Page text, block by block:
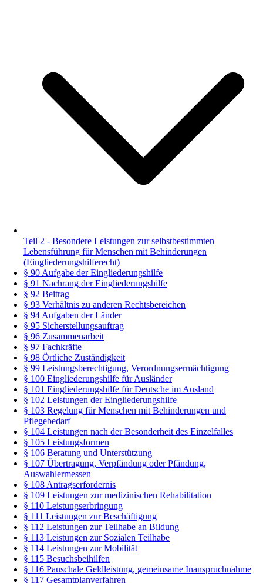
Teil 2 - Besondere Leistungen zur selbstbestimmten
Lebensführung für Menschen mit Behinderungen
(Eingliederungshilferecht)
§ 90 Aufgabe der Eingliederungshilfe
§ 91 Nachrang der Eingliederungshilfe
§ 92 Beitrag
§ 93 Verhältnis zu anderen Rechtsbereichen
§ 94 Aufgaben der Länder
§ 95 Sicherstellungsauftrag
§ 96 Zusammenarbeit
§ 97 Fachkräfte
§ 98 Örtliche Zuständigkeit
§ 99 Leistungsberechtigung, Verordnungsermächtigung
§ 100 Eingliederungshilfe für Ausländer
§ 101 Eingliederungshilfe für Deutsche im Ausland
§ 102 Leistungen der Eingliederungshilfe
§ 103 Regelung für Menschen mit Behinderungen und
Pflegebedarf
§ 104 Leistungen nach der Besonderheit des Einzelfalles
§ 105 Leistungsformen
§ 106 Beratung und Unterstützung
§ 107 Übertragung, Verpfändung oder Pfändung,
Auswahlermessen
§ 108 Antragserfordernis
§ 109 Leistungen zur medizinischen Rehabilitation
§ 110 Leistungserbringung
§ 111 Leistungen zur Beschäftigung
§ 112 Leistungen zur Teilhabe an Bildung
§ 113 Leistungen zur Sozialen Teilhabe
§ 114 Leistungen zur Mobilität
§ 115 Besuchsbeihilfen
§ 116 Pauschale Geldleistung, gemeinsame Inanspruchnahme
§ 117 Gesamtplanverfahren